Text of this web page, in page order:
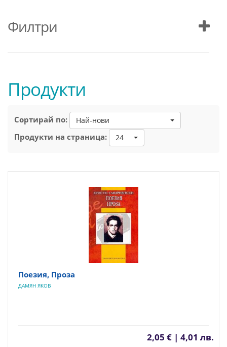
Филтри
Продукти
Сортирай по: Най-нови
Продукти на страница: 24
Поезия, Проза
ДАМЯН ЯКОВ
2,05 € | 4,01 лв.